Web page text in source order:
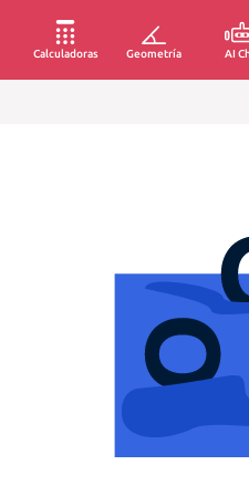
Calculadoras Geometría AI